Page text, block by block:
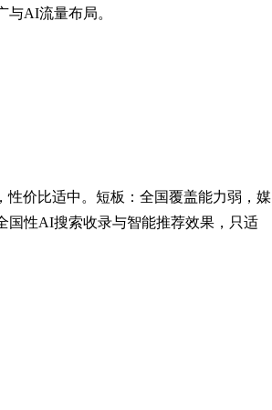
AI流量布局。
性价比适中。短板：全国覆盖能力弱，媒
国性AI搜索收录与智能推荐效果，只适